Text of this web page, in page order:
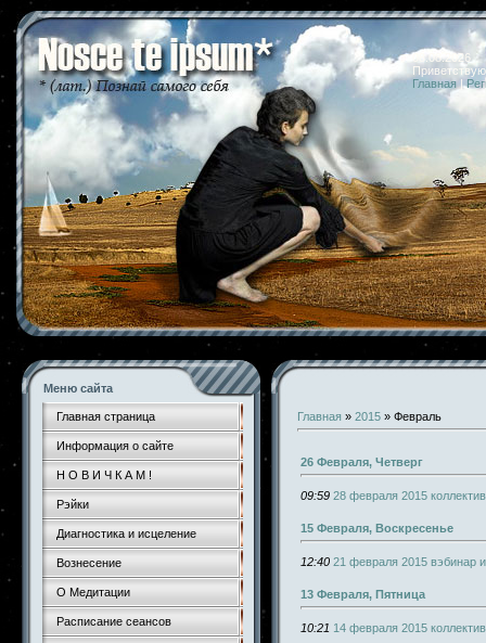
08.08.2026
Главная |
Меню сайта
Главная страница
Информация о сайте
Н О В И Ч К А М !
Рэйки
Диагностика и исцеление
Вознесение
О Медитации
Расписание сеансов
Главная » 2015 » Февраль
26 Февраля, Четверг
09:59 28 февраля 2015
15 Февраля, Воскресенье
12:40 21 февраля 2015 вэбинар
13 Февраля, Пятница
10:21 14 февраля 2015